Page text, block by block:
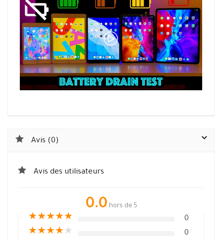
Avis (0)
Avis des utilisateurs
0.0 hors de 5
★★★★★ 0
★★★★★ 0